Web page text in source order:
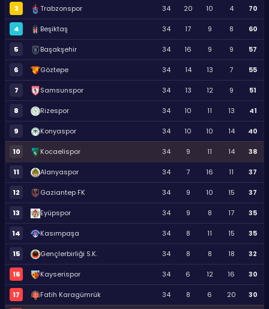
3 Trabzonspor 34 20 10 4 70
4 Beşiktaş 34 17 9 8 60
5 Başakşehir 34 16 9 9 57
6 Göztepe 34 14 13 7 55
7 Samsunspor 34 13 12 9 51
8 Rizespor 34 10 11 13 41
9 Konyaspor 34 10 10 14 40
10 Kocaelispor 34 9 11 14 38
11 Alanyaspor 34 7 16 11 37
12 Gaziantep FK 34 9 10 15 37
13 Eyüpspor 34 9 8 17 35
14 Kasımpaşa 34 8 11 15 35
15 Gençlerbirliği S.K. 34 8 8 18 32
16 Kayserispor 34 6 12 16 30
17 Fatih Karagümrük 34 8 6 20 30